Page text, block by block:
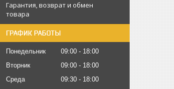
Гарантия, возврат и обмен
товара
ГРАФИК РАБОТЫ
Понедельник 09:00
18:00
Вторник
09:00
18:00
Среда
09:30
18:00